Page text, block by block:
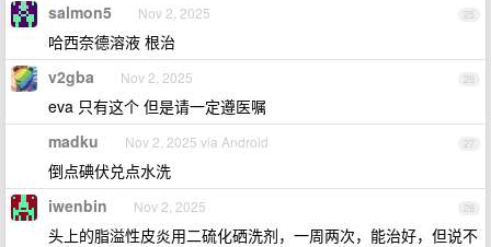
25
salmon5 Nov 2, 2025
哈西奈德溶液 根治
26
v2gba Nov 2, 2025
eva 只有这个 但是请一定遵医嘱
27
madku Nov 2, 2025 via Android
倒点碘伏兑点水洗
28
iwenbin Nov 2, 2025
头上的脂溢性皮炎用二硫化硒洗剂，一周两次，能治好，但说不